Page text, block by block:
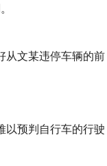
从文某违停车辆的前
以预判自行车的行驶